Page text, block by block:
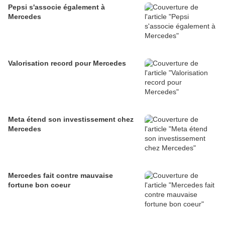
Pepsi s'associe également à
Mercedes
Valorisation record pour Mercedes
Meta étend son investissement chez
Mercedes
Mercedes fait contre mauvaise
fortune bon coeur